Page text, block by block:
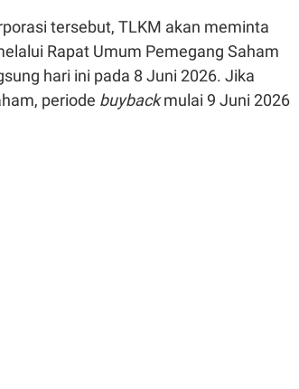
tersebut, TLKM akan meminta
Rapat Umum Pemegang Saham
hari ini pada 8 Juni 2026. Jika
periode buybackmulai 9 Juni 2026